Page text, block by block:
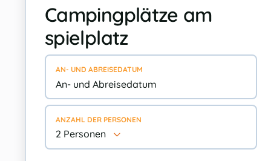
Campingplätze am
spielplatz
AN- UND ABREISEDATUM
ANZAHL DER PERSONEN
2 Personen